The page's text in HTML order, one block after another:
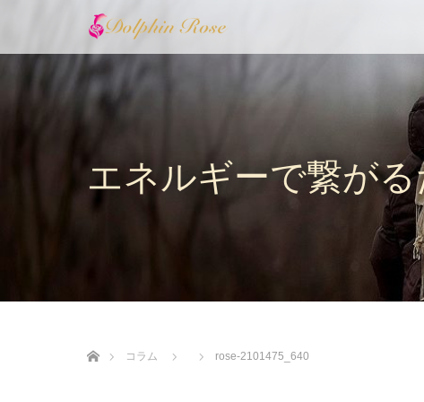
エネルギーで繋が
コラム
rose-2101475_640